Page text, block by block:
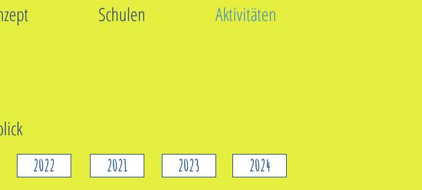
Schulen Aktivitäten
2022 2021 2023 2024